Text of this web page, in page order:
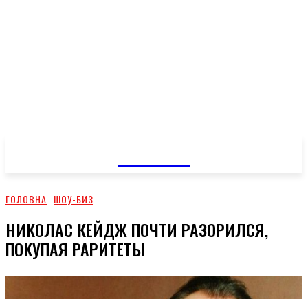
ГОЛОВНА ШОУ-БИЗ
НИКОЛАС КЕЙДЖ ПОЧТИ РАЗОРИЛСЯ,
ПОКУПАЯ РАРИТЕТЫ